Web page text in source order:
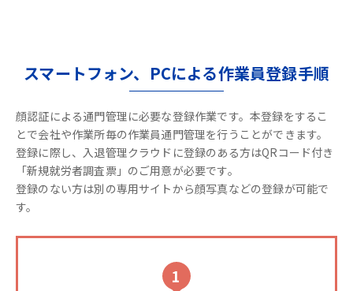
スマートフォン、PCによる作業員登録手順
顔認証による通門管理に必要な登録作業です。本登録をするこ
とで会社や作業所毎の作業員通門管理を行うことができます。
登録に際し、入退管理クラウドに登録のある方はQRコード付き
「新規就労者調査票」のご用意が必要です。
登録のない方は別の専用サイトから顔写真などの登録が可能で
す。
1